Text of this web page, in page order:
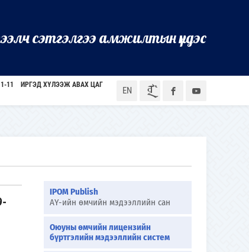
сэтгэлгээ амжилтын үндэс
EN ᠮᠣᠨ
11 ИРГЭД ХҮЛЭЭЖ АВАХ ЦАГ
IPOM Publish
АҮ-ийн өмчийн мэдээллийн сан
Оюуны өмчийн лицензийн
бүртгэлийн мэдээллийн систем